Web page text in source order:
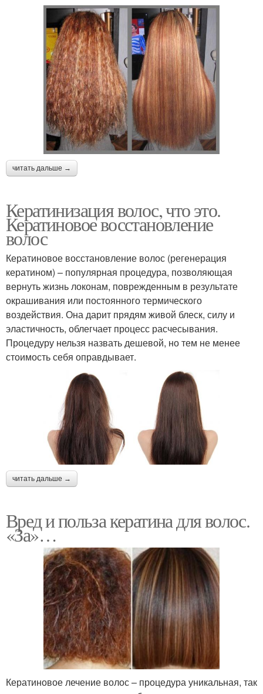
читать дальше →
Кератинизация волос, что это.
Кератиновое восстановление
волос
Кератиновое восстановление волос (регенерация
кератином) – популярная процедура, позволяющая
вернуть жизнь локонам, поврежденным в результате
окрашивания или постоянного термического
воздействия. Она дарит прядям живой блеск, силу и
эластичность, облегчает процесс расчесывания.
Процедуру нельзя назвать дешевой, но тем не менее
стоимость себя оправдывает.
читать дальше →
Вред и польза кератина для волос.
«За»…
Кератиновое лечение волос – процедура уникальная, так